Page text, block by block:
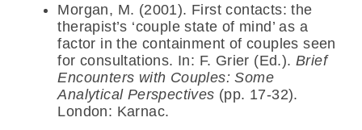
Morgan, M. (2001). First contacts: the
therapist’s ‘couple state of mind’ as a
factor in the containment of couples seen
for consultations. In: F. Grier (Ed.). Brief
Encounters with Couples: Some
Analytical Perspectives (pp. 17-32).
London: Karnac.